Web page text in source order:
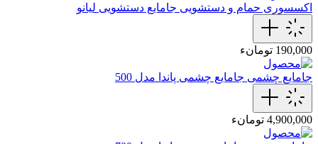
اکسسوری حمام و دستشویی جامایع دستشویی لیانو
190,000 تومانء
جامایع چشمی جامایع چشمی پاندا مدل 500
4,900,000 تومانء